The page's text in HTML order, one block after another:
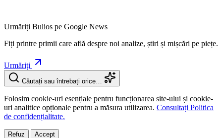
Urmăriți Bulios pe Google News
Fiți printre primii care află despre noi analize, știri și mișcări pe piețe.
Urmăriți
Căutați sau întrebați orice…
Folosim cookie-uri esențiale pentru funcționarea site-ului și cookie-
uri analitice opționale pentru a măsura utilizarea. Consultați Politica
de confidențialitate.
Refuz Accept